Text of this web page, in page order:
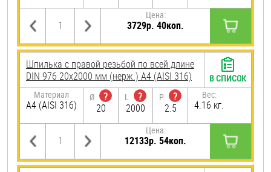
Цена:
3729р. 40коп.
Шпилька с правой резьбой по всей длине
DIN 976 20х2000 мм (нерж.) A4 (AISI 316)
Материал
A4 (AISI 316)
Ø
?
20
L
?
2000
P
?
2.5
Вес:
4.16 кг.
Цена:
12133р. 54коп.
В СПИСОК